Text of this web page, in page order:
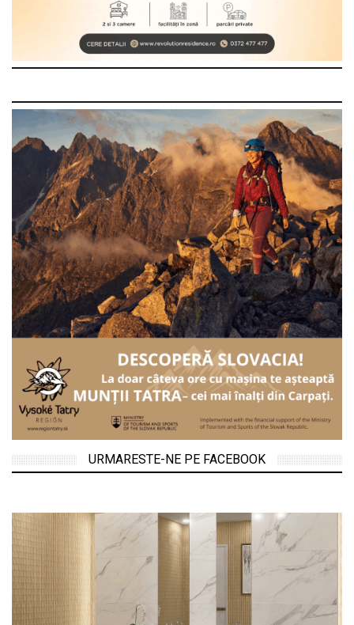
URMARESTE-NE PE FACEBOOK